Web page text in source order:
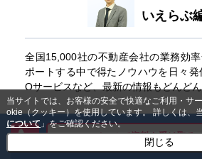
いえらぶ
全国15,000社の不動産会社の業務効
ポートする中で得たノウハウを日々
Oサービスなど、最新の情報もどんどん
メールで資料を受け取る
当サイトでは、お客様の安全で快適なご利用・サ
okie（クッキー）を使用しています。詳しくは、
について 」をご確認ください。
閉じる